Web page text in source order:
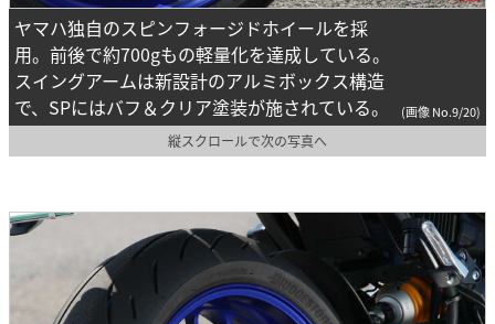
ヤマハ独自のスピンフォージドホイールを採
用。前後で約700gもの軽量化を達成している。
スイングアームは新設計のアルミボックス構造
で、SPにはバフ＆クリア塗装が施されている。
(画像 No.9/20)
縦スクロールで次の写真へ